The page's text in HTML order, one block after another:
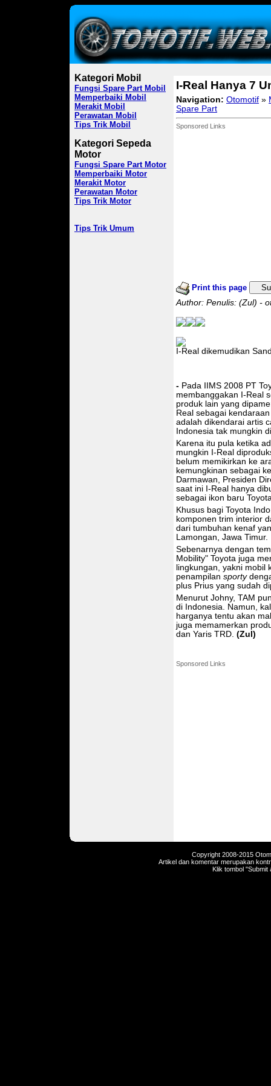
Kategori Mobil
Fungsi Spare Part Mobil
Memperbaiki Mobil
Merakit Mobil
Perawatan Mobil
Tips Trik Mobil
Kategori Sepeda
Motor
Fungsi Spare Part Motor
Memperbaiki Motor
Merakit Motor
Perawatan Motor
Tips Trik Motor
Tips Trik Umum
I-Real Hanya 7
Navigation: Otomotif »
Spare Part
Sponsored Links
Print this page
Author: Penulis: (Zul) -
I-Real dikemudikan
- Pada IIMS 2008 PT
membanggakan I-Real
produk lain yang
Real sebagai
adalah dikendarai artis
Indonesia tak mungkin
Karena itu pula ketika
mungkin I-Real
belum memikirkan ke
kemungkinan sebagai
Darmawan, Presiden
saat ini I-Real hanya
sebagai ikon baru
Khusus bagi Toyota
komponen trim interior
dari tumbuhan kenaf
Lamongan, Jawa Timur.
Sebenarnya dengan
Mobility" Toyota juga
lingkungan, yakni mobil
penampilan sporty
plus Prius yang sudah
Menurut Johny, TAM
di Indonesia. Namun,
harganya tentu akan
juga memamerkan
dan Yaris TRD. (Zul)
Sponsored Links
Copyright 2008-2015
Artikel dan komentar merupakan
Klik tombol